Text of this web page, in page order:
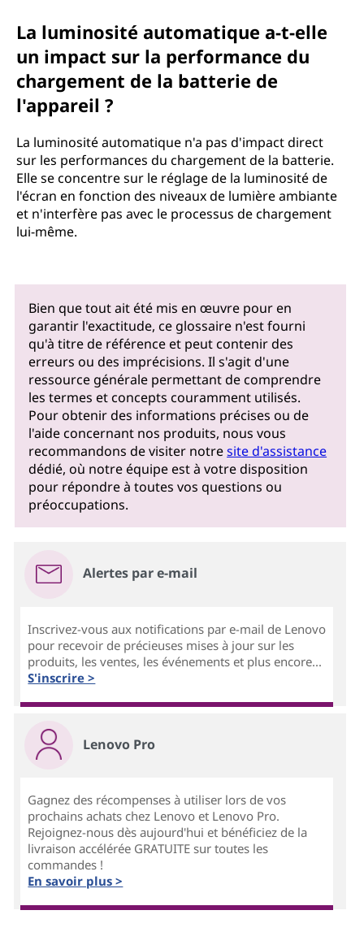
La luminosité automatique a-t-elle
un impact sur la performance du
chargement de la batterie de
l'appareil ?
La luminosité automatique n'a pas d'impact direct
sur les performances du chargement de la batterie.
Elle se concentre sur le réglage de la luminosité de
l'écran en fonction des niveaux de lumière ambiante
et n'interfère pas avec le processus de chargement
lui-même.
Bien que tout ait été mis en œuvre pour en
garantir l'exactitude, ce glossaire n'est fourni
qu'à titre de référence et peut contenir des
erreurs ou des imprécisions. Il s'agit d'une
ressource générale permettant de comprendre
les termes et concepts couramment utilisés.
Pour obtenir des informations précises ou de
l'aide concernant nos produits, nous vous
recommandons de visiter notresite d'assistance
dédié, où notre équipe est à votre disposition
pour répondre à toutes vos questions ou
préoccupations.
Alertes par e-mail
Inscrivez-vous aux notifications par e-mail de Lenovo
pour recevoir de précieuses mises à jour sur les
produits, les ventes, les événements et plus encore...
S'inscrire >
Lenovo Pro
Gagnez des récompenses à utiliser lors de vos
prochains achats chez Lenovo et Lenovo Pro.
Rejoignez-nous dès aujourd'hui et bénéficiez de la
livraison accélérée GRATUITE sur toutes les
commandes !
En savoir plus >